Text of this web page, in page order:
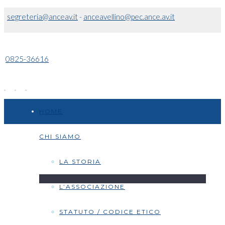
segreteria@anceav.it- anceavellino@pec.ance.av.it
0825-36616
CHI SIAMO
LA STORIA
L’ASSOCIAZIONE
STATUTO / CODICE ETICO